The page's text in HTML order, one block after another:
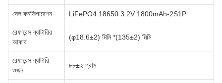
সেল কনফিগারেশন LiFePO4 18650 3.2V 1800mAh-2S1P
রেফারেন্স ব্যাটারির
আকার
(φ18.6±2) মিমি *(135±2) মিমি
রেফারেন্স ব্যাটারি
ওজন
৮৮±২ গ্রাম